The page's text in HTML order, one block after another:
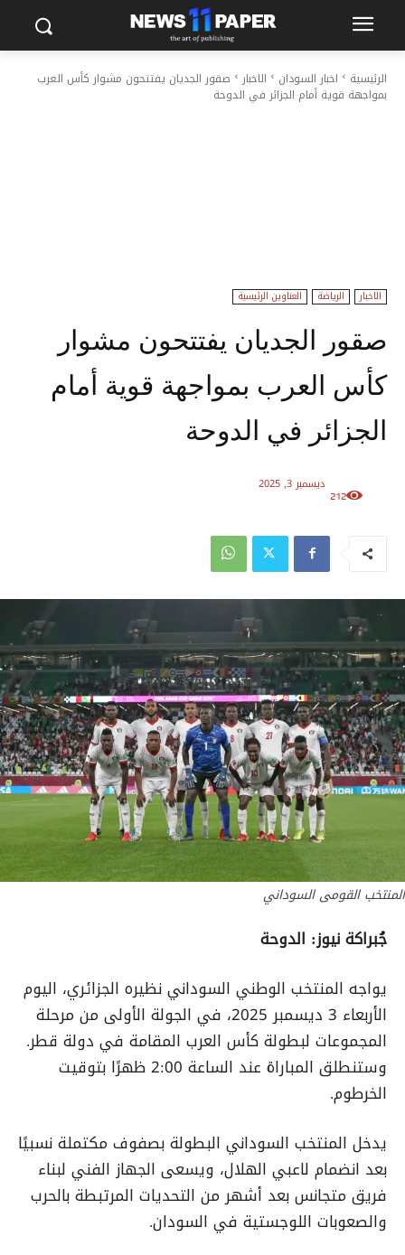
الرئيسية اخبار السودان الاخبار
صقور الجديان يفتتحون مشوار كأس العرب
بمواجهة قوية أمام الجزائر في الدوحة
الاخبار الرياضة العناوين الرئيسية
صقور الجديان يفتتحون مشوار
كأس العرب بمواجهة قوية أمام
الجزائر في الدوحة
ديسمبر 3, 2025
212
المنتخب القومى السوداني
جُبراكة نيوز: الدوحة
يواجه المنتخب الوطني السوداني نظيره الجزائري، اليوم
الأربعاء 3 ديسمبر 2025، في الجولة الأولى من مرحلة
المجموعات لبطولة كأس العرب المقامة في دولة قطر.
وستنطلق المباراة عند الساعة 2:00 ظهرًا بتوقيت
الخرطوم.
يدخل المنتخب السوداني البطولة بصفوف مكتملة نسبيًا
بعد انضمام لاعبي الهلال، ويسعى الجهاز الفني لبناء
فريق متجانس بعد أشهر من التحديات المرتبطة بالحرب
والصعوبات اللوجستية في السودان.